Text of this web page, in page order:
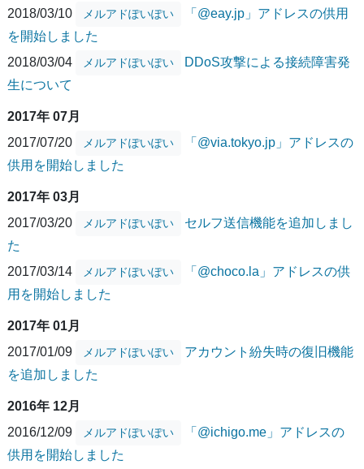
2018/03/10
メルアドぽいぽい
「@eay.jp」アドレスの供用
を開始しました
2018/03/04
メルアドぽいぽい
DDoS攻撃による接続障害発
生について
2017年 07月
2017/07/20
メルアドぽいぽい
「@via.tokyo.jp」アドレスの
供用を開始しました
2017年 03月
2017/03/20
メルアドぽいぽい
セルフ送信機能を追加しまし
た
2017/03/14
メルアドぽいぽい
「@choco.la」アドレスの供
用を開始しました
2017年 01月
2017/01/09
メルアドぽいぽい
アカウント紛失時の復旧機能
を追加しました
2016年 12月
2016/12/09
メルアドぽいぽい
「@ichigo.me」アドレスの
供用を開始しました